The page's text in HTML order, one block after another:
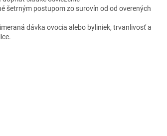
šetrným postupom zo surovín od od overených
dávka ovocia alebo byliniek, trvanlivosť a